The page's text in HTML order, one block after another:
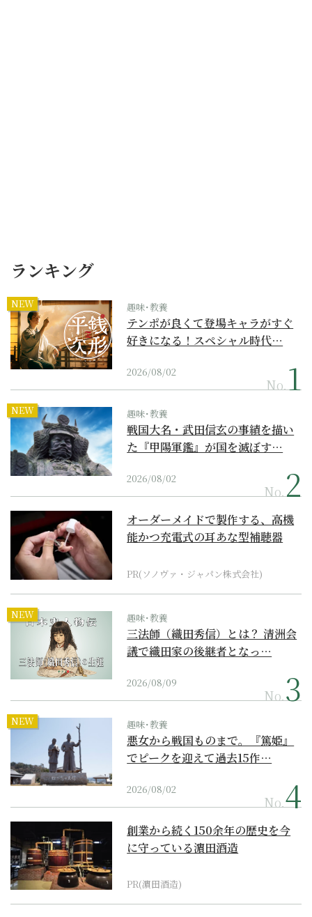
ランキング
NEW 趣味･教養
テンポが良くて登場キャラがすぐ
好きになる！スペシャル時代…
2026/08/02
No.
NEW 趣味･教養
戦国大名・武田信玄の事績を描い
た『甲陽軍鑑』が国を滅ぼす…
2026/08/02
No.
オーダーメイドで製作する、高機
能かつ充電式の耳あな型補聴器
PR(ソノヴァ・ジャパン株式会社)
NEW 趣味･教養
三法師（織田秀信）とは？ 清洲会
議で織田家の後継者となっ…
2026/08/09
No.
NEW 趣味･教養
悪女から戦国ものまで。『篤姫』
でピークを迎えて過去15作…
2026/08/02
No.
創業から続く150余年の歴史を今
に守っている濵田酒造
PR(濵田酒造)